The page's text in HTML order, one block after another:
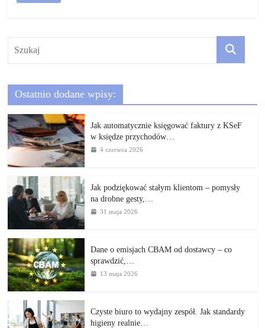
Ostatnio dodane wpisy:
Jak automatycznie księgować faktury z KSeF
w księdze przychodów…
4 czerwca 2026
Jak podziękować stałym klientom – pomysły
na drobne gesty,…
31 maja 2026
Dane o emisjach CBAM od dostawcy – co
sprawdzić,…
13 maja 2026
Czyste biuro to wydajny zespół. Jak standardy
higieny realnie…